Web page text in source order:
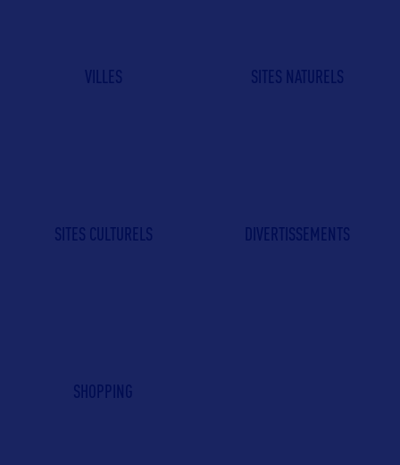
VILLES SITES NATURELS
SITES CULTURELS DIVERTISSEMENTS
SHOPPING